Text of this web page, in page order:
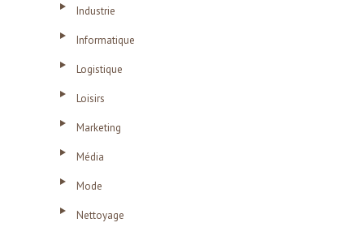
Industrie
Informatique
Logistique
Loisirs
Marketing
Média
Mode
Nettoyage